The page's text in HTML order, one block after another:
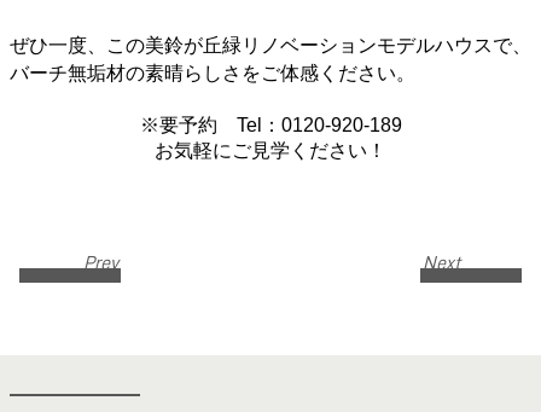
ぜひ一度、この美鈴が丘緑リノベーションモデルハウスで、
バーチ無垢材の素晴らしさをご体感ください。
※要予約 Tel：0120-920-189
お気軽にご見学ください！
Prev Next